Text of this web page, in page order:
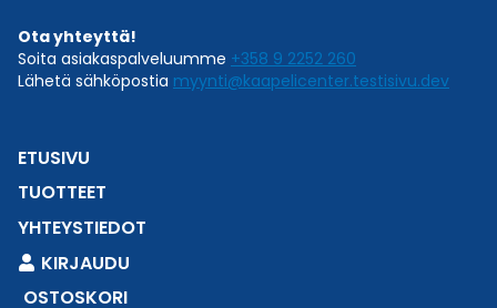
Ota yhteyttä!
Soita asiakaspalveluumme +358 9 2252 260
Lähetä sähköpostia myynti@kaapelicenter.testisivu.dev
ETUSIVU
TUOTTEET
YHTEYSTIEDOT
KIRJAUDU
OSTOSKORI